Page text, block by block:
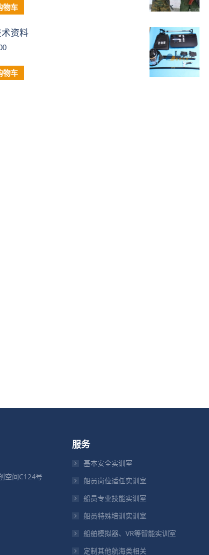
物车
资料
物车
空间C124号
服务
基本安全实训室
船员岗位适任实训室
船员专业技能实训室
船员特殊培训实训室
船舶模拟器、VR等智能实训室
定制其他航海类相关